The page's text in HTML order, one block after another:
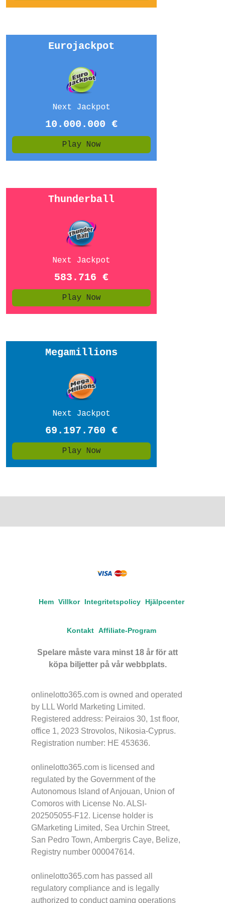
Hem Villkor Integritetspolicy Hjälpcenter
Kontakt Affiliate-Program
Spelare måste vara minst 18 år för att
köpa biljetter på vår webbplats.
onlinelotto365.com is owned and operated
by LLL World Marketing Limited.
Registered address: Peiraios 30, 1st floor,
office 1, 2023 Strovolos, Nikosia-Cyprus.
Registration number: HE 453636.
onlinelotto365.com is licensed and
regulated by the Government of the
Autonomous Island of Anjouan, Union of
Comoros with License No. ALSI-
202505055-F12. License holder is
GMarketing Limited, Sea Urchin Street,
San Pedro Town, Ambergris Caye, Belize,
Registry number 000047614.
onlinelotto365.com has passed all
regulatory compliance and is legally
authorized to conduct gaming operations